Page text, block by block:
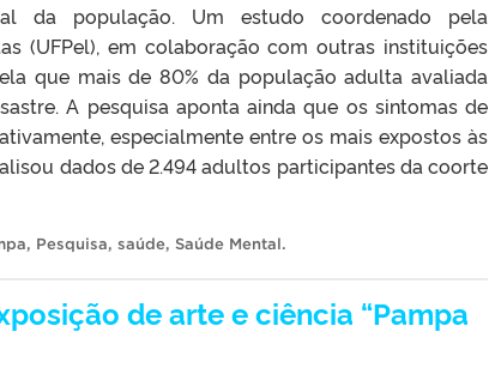
da população. Um estudo coordenado pela
(UFPel), em colaboração com outras instituições
que mais de 80% da população adulta avaliada
A pesquisa aponta ainda que os sintomas de
especialmente entre os mais expostos às
dados de 2.494 adultos participantes da coorte
, Pesquisa, saúde, Saúde Mental.
de arte e ciência “Pampa